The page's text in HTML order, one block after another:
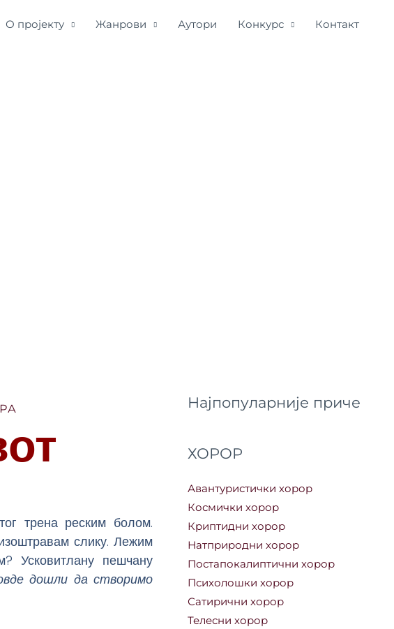
О пројекту Жанрови Аутори Конкурс Контакт
трена реским болом.
слику. Лежим
Усковитлану пешчану
дошли да створимо
Најпопуларније приче
ХОРОР
Авантуристички хорор
Космички хорор
Криптидни хорор
Натприродни хорор
Постапокалиптични хорор
Психолошки хорор
Сатирични хорор
Телесни хорор